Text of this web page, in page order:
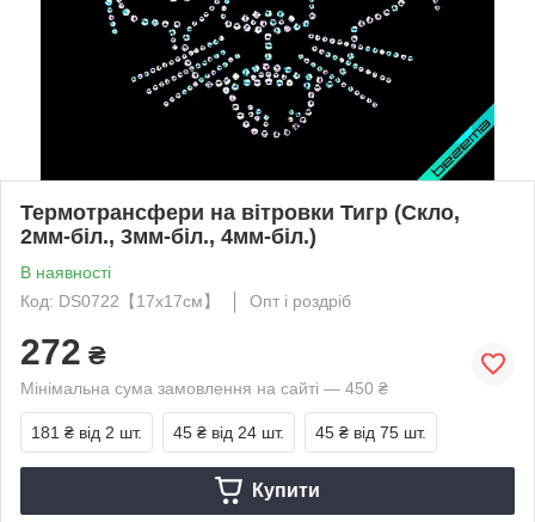
Термотрансфери на вітровки Тигр (Скло,
2мм-біл., 3мм-біл., 4мм-біл.)
В наявності
Код: DS0722【17x17см】
Опт і роздріб
272 ₴
Мінімальна сума замовлення на сайті — 450 ₴
181 ₴ від 2 шт. 45 ₴ від 24 шт. 45 ₴ від 75 шт.
Купити